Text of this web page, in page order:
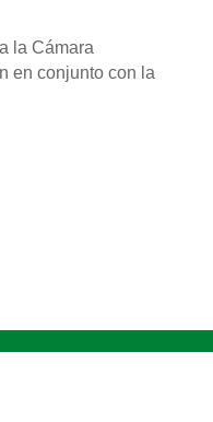
la Cámara
en conjunto con la